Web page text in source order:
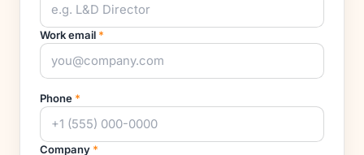
Work email *
Phone *
Company *